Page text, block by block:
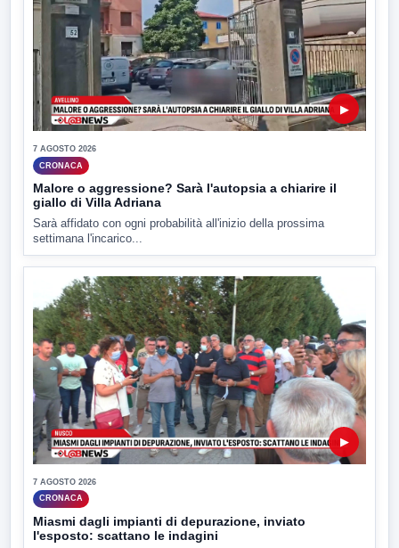
▶
7 AGOSTO 2026
CRONACA
Malore o aggressione? Sarà l'autopsia a chiarire il
giallo di Villa Adriana
Sarà affidato con ogni probabilità all'inizio della prossima
settimana l'incarico...
▶
7 AGOSTO 2026
CRONACA
Miasmi dagli impianti di depurazione, inviato
l'esposto: scattano le indagini